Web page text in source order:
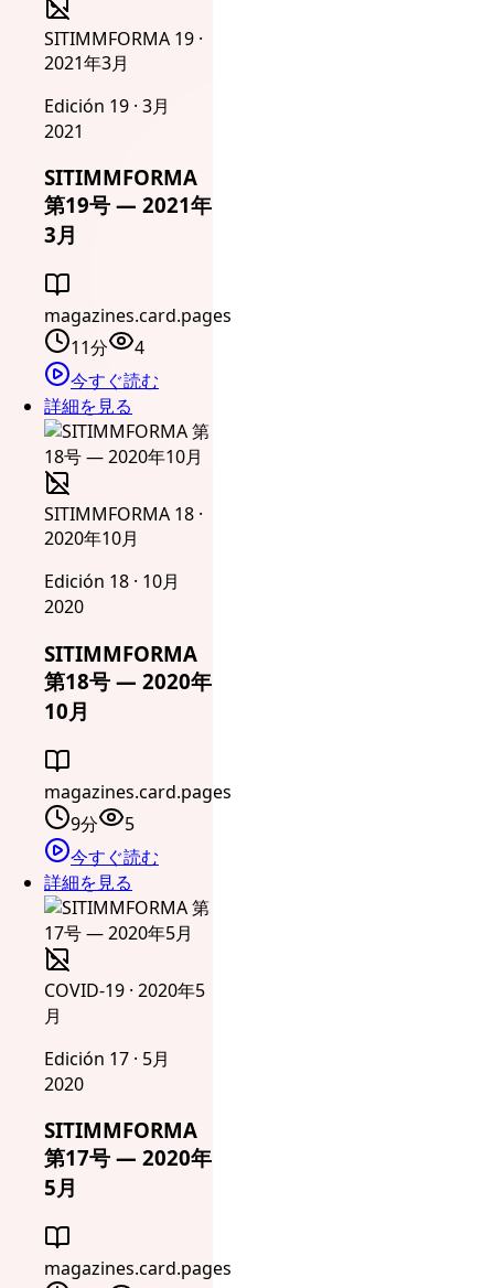
SITIMMFORMA 19 ·
2021年3月
Edición 19 · 3月
2021
SITIMMFORMA
第19号 — 2021年
3月
magazines.card.pages
11分
4
今すぐ読む
詳細を見る
SITIMMFORMA 18 ·
2020年10月
Edición 18 · 10月
2020
SITIMMFORMA
第18号 — 2020年
10月
magazines.card.pages
9分
5
今すぐ読む
詳細を見る
COVID-19 · 2020年5
月
Edición 17 · 5月
2020
SITIMMFORMA
第17号 — 2020年
5月
magazines.card.pages